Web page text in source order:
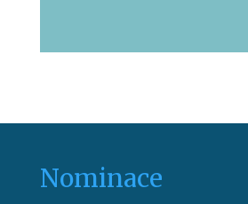
Nominace